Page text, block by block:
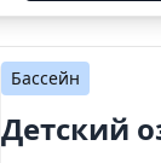
Бассейн
Детский